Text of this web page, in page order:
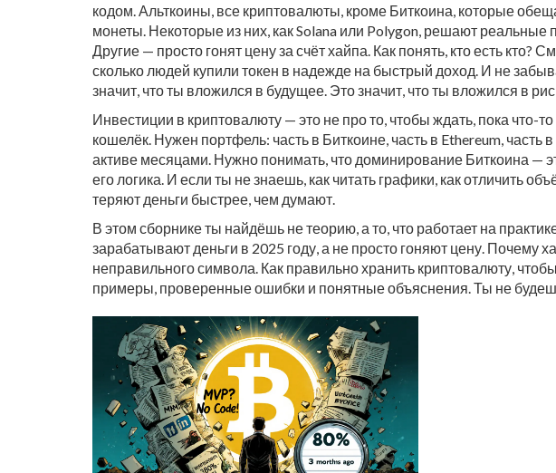
кодом.Альткоины, все криптовалюты, кроме Биткоина, которые
монеты. Некоторые из них, как Solana или Polygon, решают
Другие — просто гонят цену за счёт хайпа. Как понять, кто есть кто?
сколько людей купили токен в надежде на быстрый доход. И не
значит, что ты вложился в будущее. Это значит, что ты вложился в
Инвестиции в криптовалюту — это не про то, чтобы ждать, пока
кошелёк. Нужен портфель: часть в Биткоине, часть в Ethereum,
активе месяцами. Нужно понимать, что доминирование Биткоина —
его логика. И если ты не знаешь, как читать графики, как отличить
теряют деньги быстрее, чем думают.
В этом сборнике ты найдёшь не теорию, а то, что работает на
зарабатывают деньги в 2025 году, а не просто гоняют цену. Почему
неправильного символа. Как правильно хранить криптовалюту,
примеры, проверенные ошибки и понятные объяснения. Ты не